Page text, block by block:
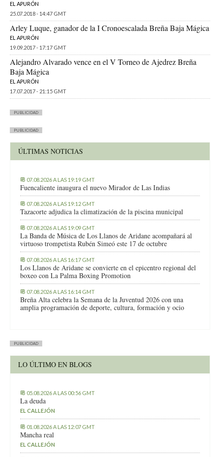
EL APURÓN
25.07.2018 - 14:47 GMT
Arley Luque, ganador de la I Cronoescalada Breña Baja Mágica
EL APURÓN
19.09.2017 - 17:17 GMT
Alejandro Alvarado vence en el V Torneo de Ajedrez Breña
Baja Mágica
EL APURÓN
17.07.2017 - 21:15 GMT
PUBLICIDAD
PUBLICIDAD
ÚLTIMAS NOTICIAS
07.08.2026 A LAS 19:19 GMT
Fuencaliente inaugura el nuevo Mirador de Las Indias
07.08.2026 A LAS 19:12 GMT
Tazacorte adjudica la climatización de la piscina municipal
07.08.2026 A LAS 19:09 GMT
La Banda de Música de Los Llanos de Aridane acompañará al
virtuoso trompetista Rubén Simeó este 17 de octubre
07.08.2026 A LAS 16:17 GMT
Los Llanos de Aridane se convierte en el epicentro regional del
boxeo con La Palma Boxing Promotion
07.08.2026 A LAS 16:14 GMT
Breña Alta celebra la Semana de la Juventud 2026 con una
amplia programación de deporte, cultura, formación y ocio
PUBLICIDAD
LO ÚLTIMO EN BLOGS
05.08.2026 A LAS 00:56 GMT
La deuda
EL CALLEJÓN
01.08.2026 A LAS 12:07 GMT
Mancha real
EL CALLEJÓN